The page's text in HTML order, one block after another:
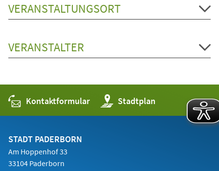
VERANSTALTUNGSORT
VERANSTALTER
Kontaktformular Stadtplan
(Öffnet
in
einem
STADT PADERBORN
Am Hoppenhof 33
33104 Paderborn